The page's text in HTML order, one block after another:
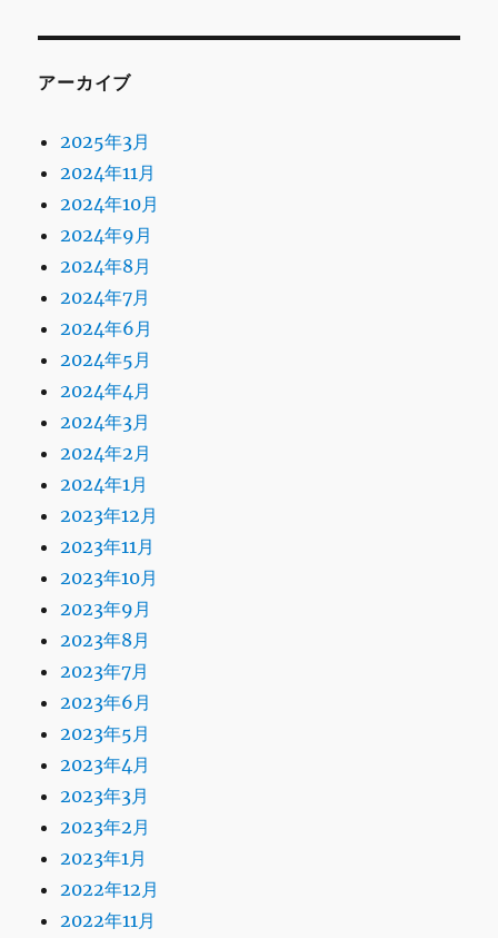
アーカイブ
2025年3月
2024年11月
2024年10月
2024年9月
2024年8月
2024年7月
2024年6月
2024年5月
2024年4月
2024年3月
2024年2月
2024年1月
2023年12月
2023年11月
2023年10月
2023年9月
2023年8月
2023年7月
2023年6月
2023年5月
2023年4月
2023年3月
2023年2月
2023年1月
2022年12月
2022年11月